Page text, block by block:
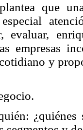
que
evaluar,
empresas
y
¿quiénes